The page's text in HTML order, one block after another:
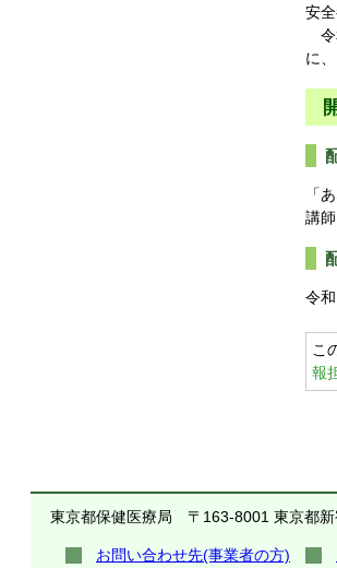
安
令
に
「
講
令
こ
報
東京都保健医療局 〒163-8001 東京都新
お問い合わせ先(事業者の方)